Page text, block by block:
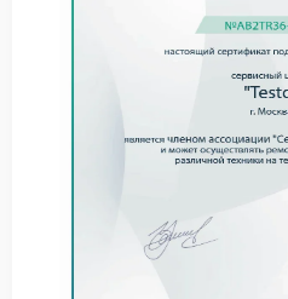
изображения. Сервис Testo
конструктивные
Этапы сервисных
Процесс обслуживания
разборка и оценка
ремонт поврежденных